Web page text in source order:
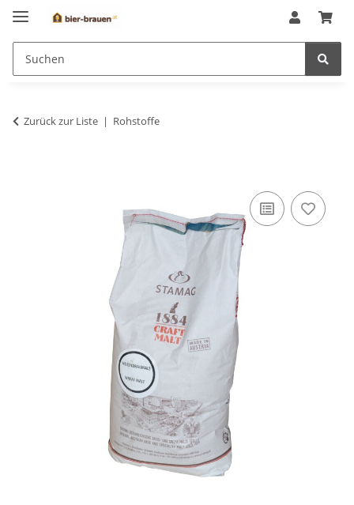
Zurück zur Liste Rohstoffe